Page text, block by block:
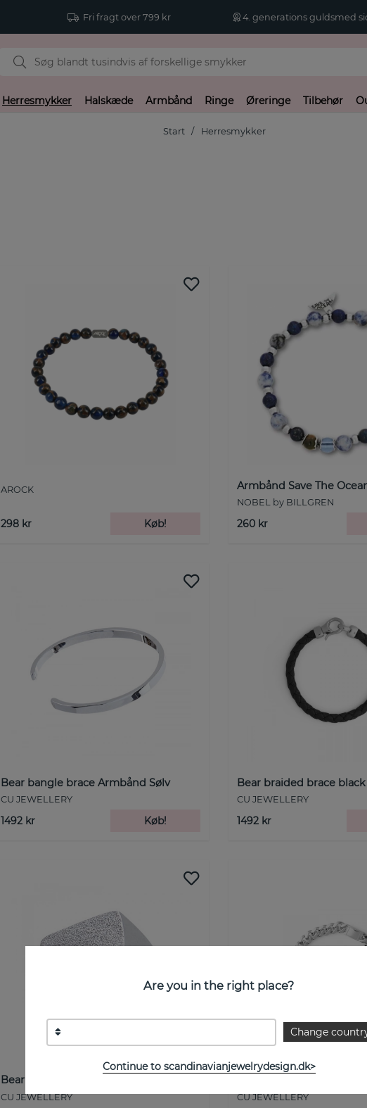
Fri fragt over 799 kr 4. generations guldsmed
Herresmykker Halskæde Armbånd Ringe Øreringe Tilbehør
Start Herresmykker
AROCK
298 kr Køb!
Armbånd Save The
NOBEL by BILLGREN
260 kr
Bear bangle brace Armbånd Sølv
CU JEWELLERY
1492 kr Køb!
Bear braided brace black
CU JEWELLERY
1492 kr
Bear Crushed Ring Sølv 19
CU JEWELLERY CU JEWELLERY
Are you in the right place?
Change
Continue to scandinavianjewelrydesign.dk>